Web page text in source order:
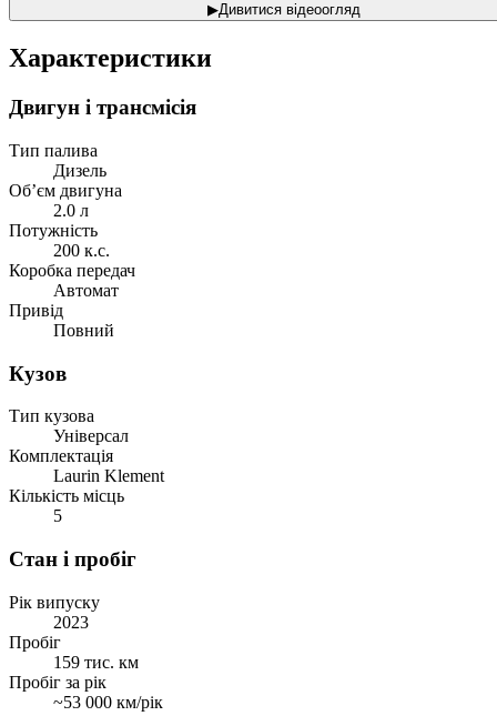
▶Дивитися відеоогляд
Характеристики
Двигун і трансмісія
Тип палива
Дизель
Об’єм двигуна
2.0 л
Потужність
200 к.с.
Коробка передач
Автомат
Привід
Повний
Кузов
Тип кузова
Універсал
Комплектація
Laurin Klement
Кількість місць
5
Стан і пробіг
Рік випуску
2023
Пробіг
159 тис. км
Пробіг за рік
~53 000 км/рік